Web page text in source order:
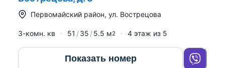
Первомайский район, ул. Вострецова
3-комн. кв 51 35 5.5 м2 4 этаж из 5
Показать номер